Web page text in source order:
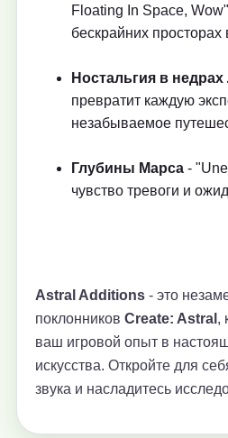
Floating In Space,
бескрайних просторах
Ностальгия в
превратит каждую
незабываемое
Глубины Марса -
чувство тревоги и
Astral Additions - это
поклонников Create: Astral ,
ваш игровой опыт в
искусства. Откройте для
звука и насладитесь